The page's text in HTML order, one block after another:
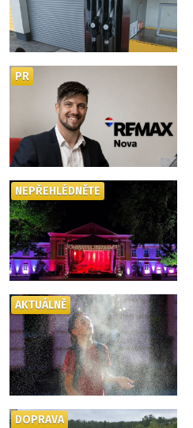
PR
NEPŘEHLÉDNĚTE
AKTUÁLNĚ
DOPRAVA